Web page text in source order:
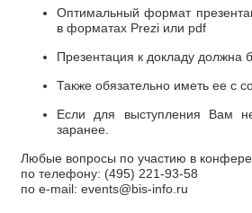
Оптимальный формат
в форматах Prezi или pdf
Презентация к докладу должна
Также обязательно иметь ее с
Если для выступления Вам
заранее.
Любые вопросы по участию в
по телефону: (495) 221-93-58
по e-mail: events@bis-info.ru